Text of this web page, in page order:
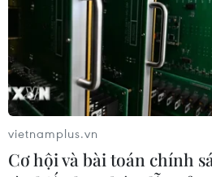
vietnamplus.vn
Cơ hội và bài toán chính